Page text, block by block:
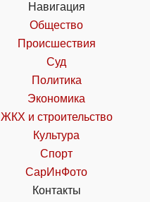
Навигация
Общество
Происшествия
Суд
Политика
Экономика
ЖКХ и строительство
Культура
Спорт
СарИнФото
Контакты